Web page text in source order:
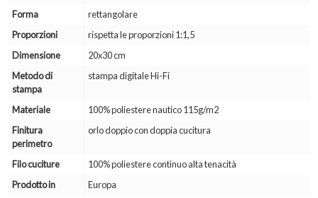
Forma
rettangolare
Proporzioni
rispetta le proporzioni 1:1,5
Dimensione
20x30 cm
Metodo di
stampa
stampa digitale Hi-Fi
Materiale
100% poliestere nautico 115g/m2
Finitura
perimetro
orlo doppio con doppia cucitura
Filo cuciture
100% poliestere continuo alta tenacità
Prodotto in
Europa